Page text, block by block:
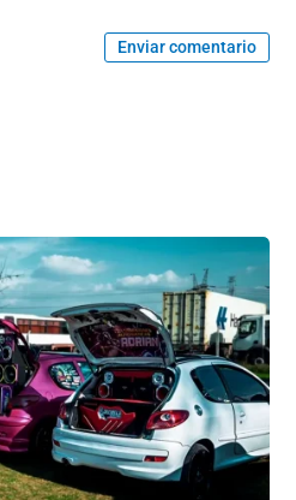
Enviar comentario